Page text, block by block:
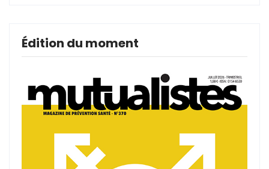
Édition du moment